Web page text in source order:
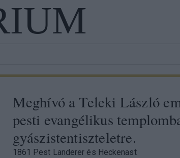
Meghívó a Teleki László
pesti evangélikus
gyászistentiszteletre.
1861 Pest Landerer és Heckenast